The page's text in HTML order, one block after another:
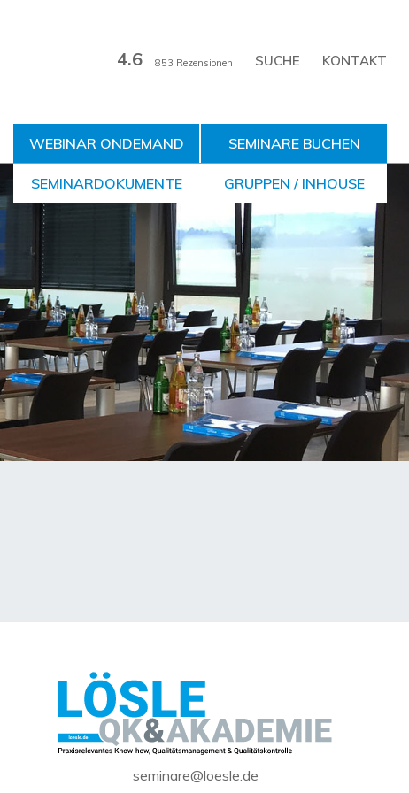
KONTAKT
4.6 853 Rezensionen
WEBINAR ONDEMAND
SEMINARDOKUMENTE
SEMINARE BUCHEN
GRUPPEN / INHOUSE
seminare@loesle.de